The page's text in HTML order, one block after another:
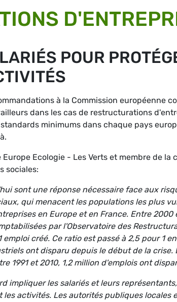
POUR
à la Commission européenne
dans les cas de restructurations
minimums dans chaque pays
Ecologie - Les Verts et membre de la
sociales:
sont une réponse nécessaire face aux
qui menacent les populations les plus
en Europe et en France. Entre 2000
par l'Observatoire des
créé. Ce ratio est passé à 2,5 pour 1
ont disparu depuis le début de la crise.
1991 et 2010, 1,2 million d'emplois ont
impliquer les salariés et leurs
les activités. Les autorités publiques locales